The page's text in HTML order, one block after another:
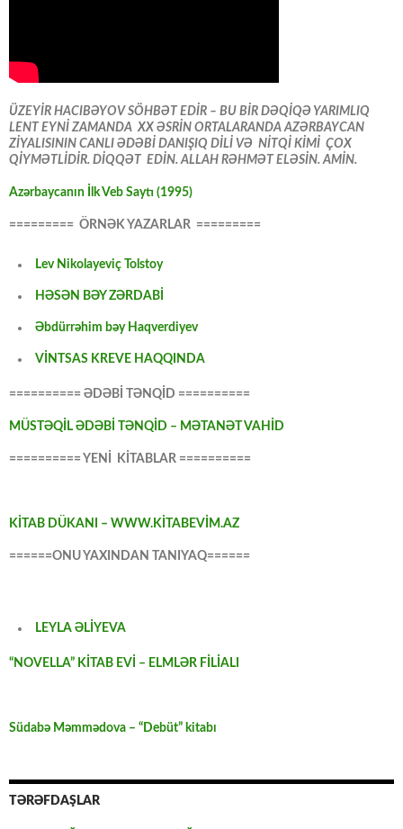
ÜZEYİR HACIBƏYOV SÖHBƏT EDİR – BU BİR DƏQİQƏ YARIMLIQ
LENT EYNİ ZAMANDA XX ƏSRİN ORTALARANDA AZƏRBAYCAN
ZİYALISININ CANLI ƏDƏBİ DANIŞIQ DİLİ VƏ NİTQİ KİMİ ÇOX
QİYMƏTLİDİR. DİQQƏT EDİN. ALLAH RƏHMƏT ELƏSİN. AMİN.
Azərbaycanın İlk Veb Saytı (1995)
========= ÖRNƏK YAZARLAR =========
Lev Nikolayeviç Tolstoy
HƏSƏN BƏY ZƏRDABİ
Əbdürrəhim bəy Haqverdiyev
VİNTSAS KREVE HAQQINDA
========== ƏDƏBİ TƏNQİD ==========
MÜSTƏQİL ƏDƏBİ TƏNQİD – MƏTANƏT VAHİD
========== YENİ KİTABLAR ==========
KİTAB DÜKANI – WWW.KİTABEVİM.AZ
======ONU YAXINDAN TANIYAQ======
LEYLA ƏLİYEVA
“NOVELLA” KİTAB EVİ – ELMLƏR FİLİALI
Südabə Məmmədova – “Debüt” kitabı
TƏRƏFDAŞLAR